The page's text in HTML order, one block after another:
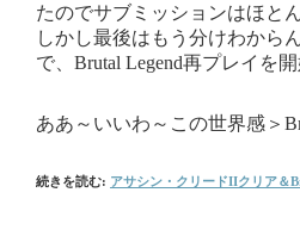
たのでサブミッションはほと
しかし最後はもう分けわから
で、Brutal Legend再プレイを開
ああ～いいわ～この世界感＞
続きを読む: アサシン・クリードIIクリア＆